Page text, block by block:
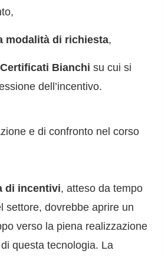
modalità di richiesta,
Bianchi su cui si
dell’incentivo.
e di confronto nel corso
di incentivi, atteso da tempo
settore, dovrebbe aprire un
verso la piena realizzazione
questa tecnologia. La